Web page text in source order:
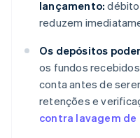
lançamento:
reduzem
Os depósitos
os fundos
conta antes de
retenções e
contra lavagem de